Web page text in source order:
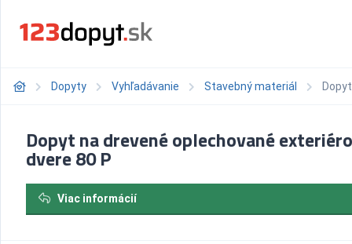
Dopyty Vyhľadávanie Stavebný materiál
Dopyt na drevené oplechované
dvere 80 P
Viac informácií